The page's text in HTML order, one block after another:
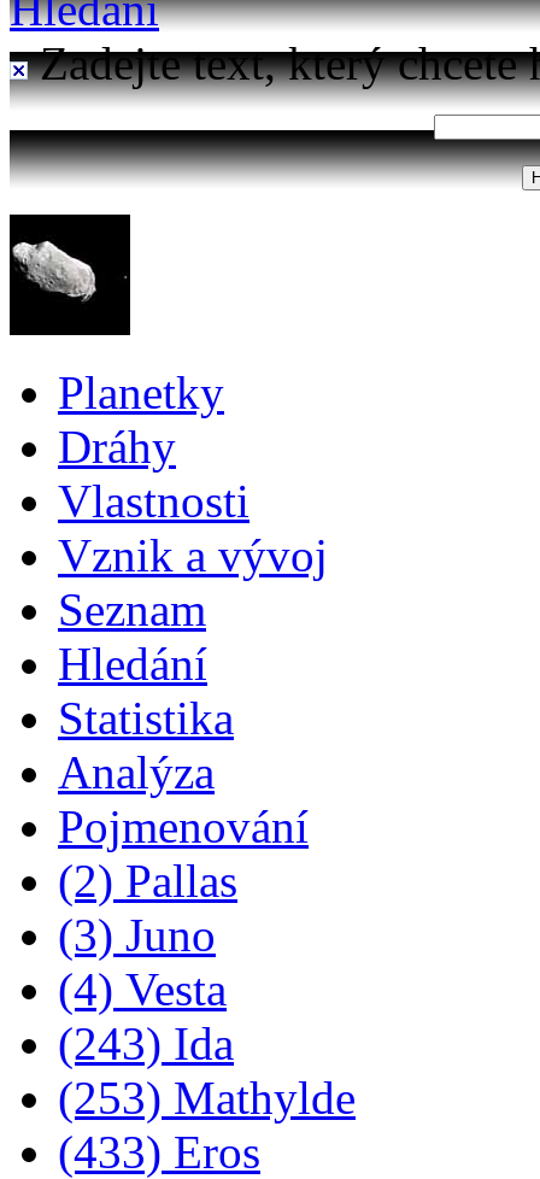
Zadejte text, který chcete
Planetky
Dráhy
Vlastnosti
Vznik a vývoj
Seznam
Hledání
Statistika
Analýza
Pojmenování
(2) Pallas
(3) Juno
(4) Vesta
(243) Ida
(253) Mathylde
(433) Eros